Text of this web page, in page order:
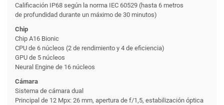
Calificación IP68 según la norma IEC 60529 (hasta 6 metros
de profundidad durante un máximo de 30 minutos)
Chip
Chip A16 Bionic
CPU de 6 núcleos (2 de rendimiento y 4 de eficiencia)
GPU de 5 núcleos
Neural Engine de 16 núcleos
Cámara
Sistema de cámara dual
Principal de 12 Mpx: 26 mm, apertura de f/1,5, estabili­zación óptica